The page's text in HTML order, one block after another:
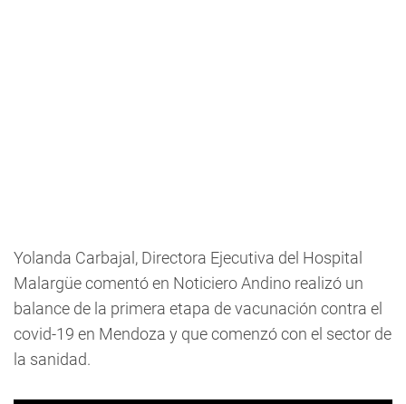
Yolanda Carbajal, Directora Ejecutiva del Hospital
Malargüe comentó en Noticiero Andino realizó un
balance de la primera etapa de vacunación contra el
covid-19 en Mendoza y que comenzó con el sector de
la sanidad.